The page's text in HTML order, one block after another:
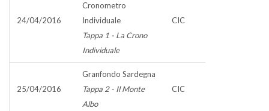
24/04/2016
Cronometro
Individuale
Tappa 1 - La Crono
Individuale
CIC
25/04/2016
Granfondo Sardegna
Tappa 2 - Il Monte
Albo
CIC